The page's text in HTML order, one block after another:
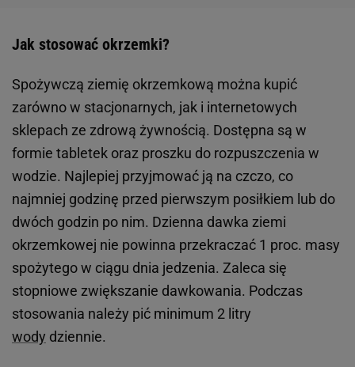
Jak stosować okrzemki?
Spożywczą ziemię okrzemkową można kupić
zarówno w stacjonarnych, jak i internetowych
sklepach ze zdrową żywnością. Dostępna są w
formie tabletek oraz proszku do rozpuszczenia w
wodzie. Najlepiej przyjmować ją na czczo, co
najmniej godzinę przed pierwszym posiłkiem lub do
dwóch godzin po nim. Dzienna dawka ziemi
okrzemkowej nie powinna przekraczać 1 proc. masy
spożytego w ciągu dnia jedzenia. Zaleca się
stopniowe zwiększanie dawkowania. Podczas
stosowania należy pić minimum 2 litry
wody dziennie.